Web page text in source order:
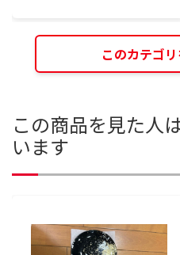
このカテゴ
この商品を見た人
います